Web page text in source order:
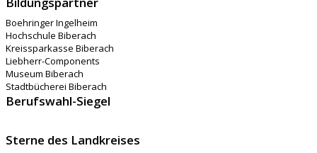
Boehringer Ingelheim
Hochschule Biberach
Kreissparkasse Biberach
Liebherr-Components
Museum Biberach
Stadtbücherei Biberach
Berufswahl-Siegel
Sterne des Landkreises